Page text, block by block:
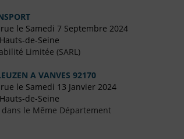
le Samedi 7 Septembre 2024
de-Seine
Limitée (SARL)
A VANVES 92170
le Samedi 13 Janvier 2024
de-Seine
le Même Département